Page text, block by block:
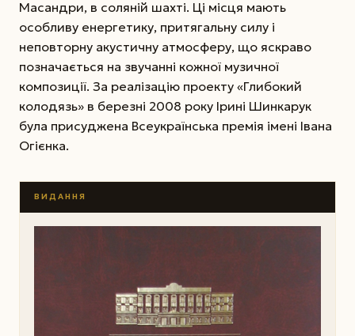
Масандри, в соляній шахті. Ці місця мають
особливу енергетику, притягальну силу і
неповторну акустичну атмосферу, що яскраво
позначається на звучанні кожної музичної
композиції. За реалізацію проекту «Глибокий
колодязь» в березні 2008 року Ірині Шинкарук
була присуджена Всеукраїнська премія імені Івана
Огієнка.
ВИДАННЯ